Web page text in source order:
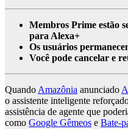
Membros Prime estão
para Alexa+
Os usuários
Você pode cancelar e
QuandoAmazônia anunciado
o assistente inteligente
assistência de agente que
como Google Gêmeos e Bate-